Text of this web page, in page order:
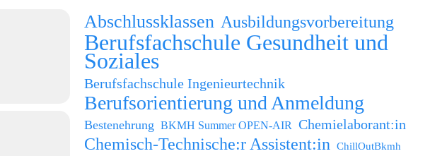
Abschlussklassen Ausbildungsvorbereitung
Berufsfachschule Gesundheit und
Soziales
Berufsfachschule Ingenieurtechnik
Berufsorientierung und Anmeldung
Bestenehrung BKMH Summer OPEN-AIR Chemielaborant:in
Chemisch-Technische:r Assistent:in ChillOutBkmh